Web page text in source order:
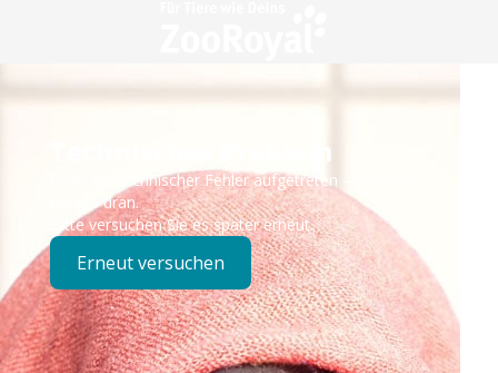
Technisches Problem
Es ist ein technischer Fehler aufgetreten – wir sind
bereits dran.
Bitte versuchen Sie es später erneut.
Erneut versuchen